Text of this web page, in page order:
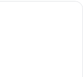
2 Einzelbetten, barrierefrei